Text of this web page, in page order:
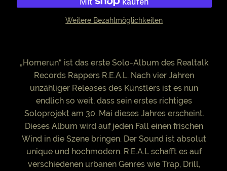
Weitere Bezahlmöglichkeiten
„Homerun“ ist das erste Solo-Album des Realtalk
Records Rappers R.E.A.L. Nach vier Jahren
unzähliger Releases des Künstlers ist es nun
endlich so weit, dass sein erstes richtiges
Soloprojekt am 30. Mai dieses Jahres erscheint.
Dieses Album wird auf jeden Fall einen frischen
Wind in die Szene bringen. Der Sound ist absolut
unique und hochmodern. R.E.A.L schafft es auf
verschiedenen urbanen Genres wie Trap, Drill,